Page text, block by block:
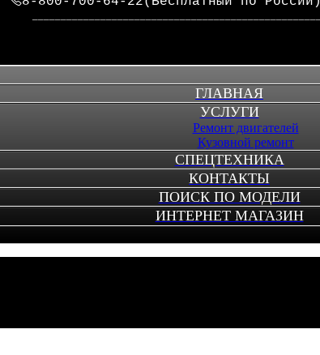
ГЛАВНАЯ
УСЛУГИ
Ремонт двигателей
Кузовной ремонт
СПЕЦТЕХНИКА
КОНТАКТЫ
ПОИСК ПО МОДЕЛИ
ИНТЕРНЕТ МАГАЗИН